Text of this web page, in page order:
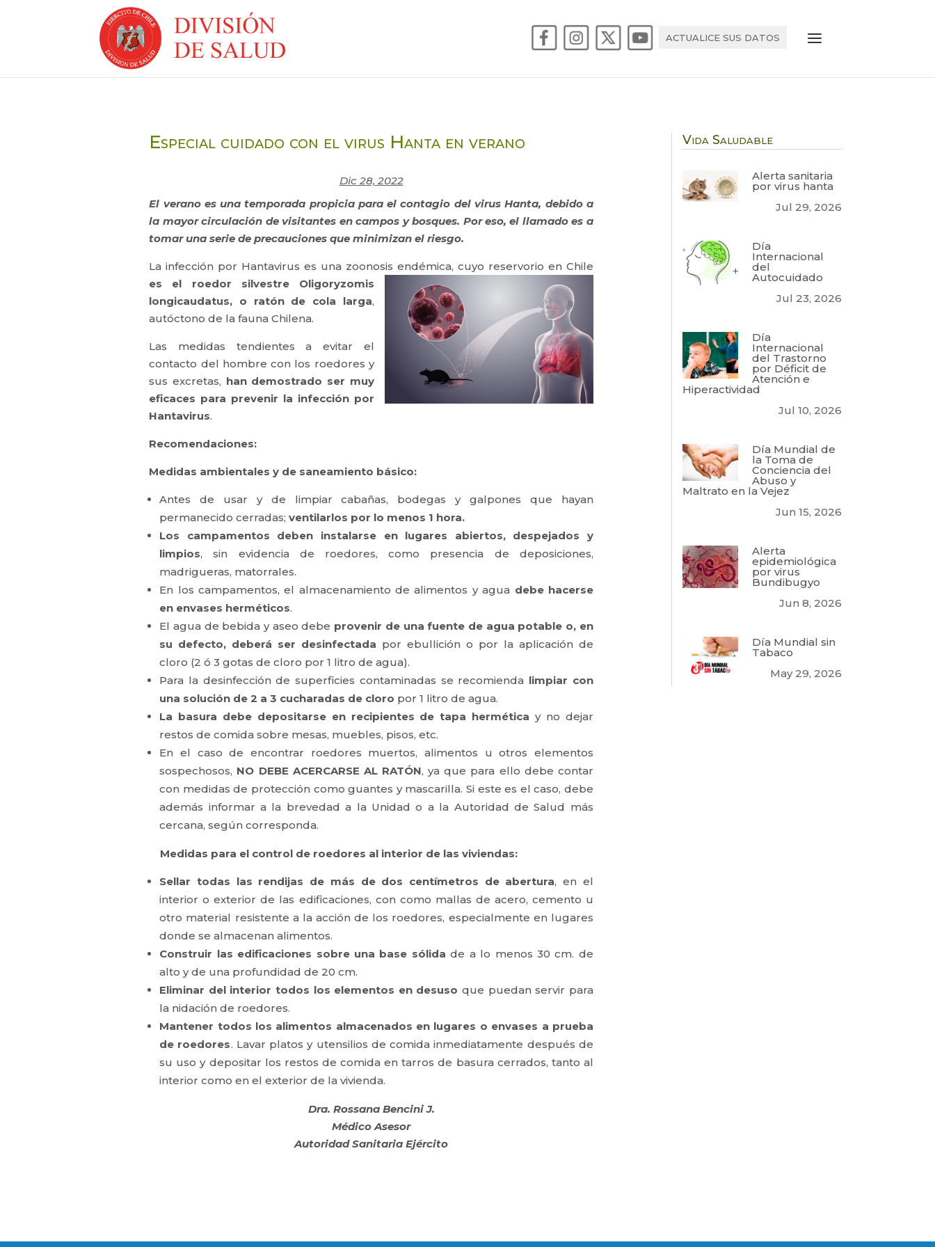
ACTUALICE SUS DATOS
Especial cuidado con el virus Hanta en verano
Dic 28, 2022
El verano es una temporada propicia para el contagio del virus Hanta, debido a
la mayor circulación de visitantes en campos y bosques. Por eso, el llamado es a
tomar una serie de precauciones que minimizan el riesgo.
La infección por Hantavirus es una zoonosis endémica, cuyo reservorio en Chile
es el roedor silvestre Oligoryzomis
longicaudatus, o ratón de cola larga,
autóctono de la fauna Chilena.
Las medidas tendientes a evitar el
contacto del hombre con los roedores y
sus excretas, han demostrado ser muy
eficaces para prevenir la infección por
Hantavirus.
Recomendaciones:
Medidas ambientales y de saneamiento básico:
Antes de usar y de limpiar cabañas, bodegas y galpones que hayan
permanecido cerradas;ventilarlos por lo menos 1 hora.
Los campamentos deben instalarse en lugares abiertos, despejados y
limpios, sin evidencia de roedores, como presencia de deposiciones,
madrigueras, matorrales.
En los campamentos, el almacenamiento de alimentos y agua debe hacerse
en envases herméticos.
El agua de bebida y aseo debe provenir de una fuente de agua potable o, en
su defecto, deberá ser desinfectada por ebullición o por la aplicación de
cloro (2 ó 3 gotas de cloro por 1 litro de agua).
Para la desinfección de superficies contaminadas se recomienda limpiar con
una solución de 2 a 3 cucharadas de cloro por 1 litro de agua.
La basura debe depositarse en recipientes de tapa hermética y no dejar
restos de comida sobre mesas, muebles, pisos, etc.
En el caso de encontrar roedores muertos, alimentos u otros elementos
sospechosos, NO DEBE ACERCARSE AL RATÓN, ya que para ello debe contar
con medidas de protección como guantes y mascarilla. Si este es el caso, debe
además informar a la brevedad a la Unidad o a la Autoridad de Salud más
cercana, según corresponda.
Medidas para el control de roedores al interior de las viviendas:
Sellar todas las rendijas de más de dos centímetros de abertura, en el
interior o exterior de las edificaciones, con como mallas de acero, cemento u
otro material resistente a la acción de los roedores, especialmente en lugares
donde se almacenan alimentos.
Construir las edificaciones sobre una base sólidade a lo menos 30 cm. de
alto y de una profundidad de 20 cm.
Eliminar del interior todos los elementos en desuso que puedan servir para
la nidación de roedores.
Mantener todos los alimentos almacenados en lugares o envases a prueba
de roedores. Lavar platos y utensilios de comida inmediatamente después de
su uso y depositar los restos de comida en tarros de basura cerrados, tanto al
interior como en el exterior de la vivienda.
Dra. Rossana Bencini J.
Médico Asesor
Autoridad Sanitaria Ejército
Vida Saludable
Alerta sanitaria
por virus hanta
Jul 29, 2026
Día
Internacional
del
Autocuidado
Jul 23, 2026
Día
Internacional
del Trastorno
por Déficit de
Atención e
Hiperactividad
Jul 10, 2026
Día Mundial de
la Toma de
Conciencia del
Abuso y
Maltrato en la Vejez
Jun 15, 2026
Alerta
epidemiológica
por virus
Bundibugyo
Jun 8, 2026
Día Mundial sin
Tabaco
May 29, 2026